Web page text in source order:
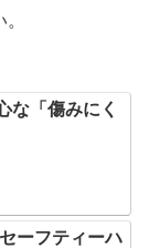
な「傷みにく
ーフティーハ